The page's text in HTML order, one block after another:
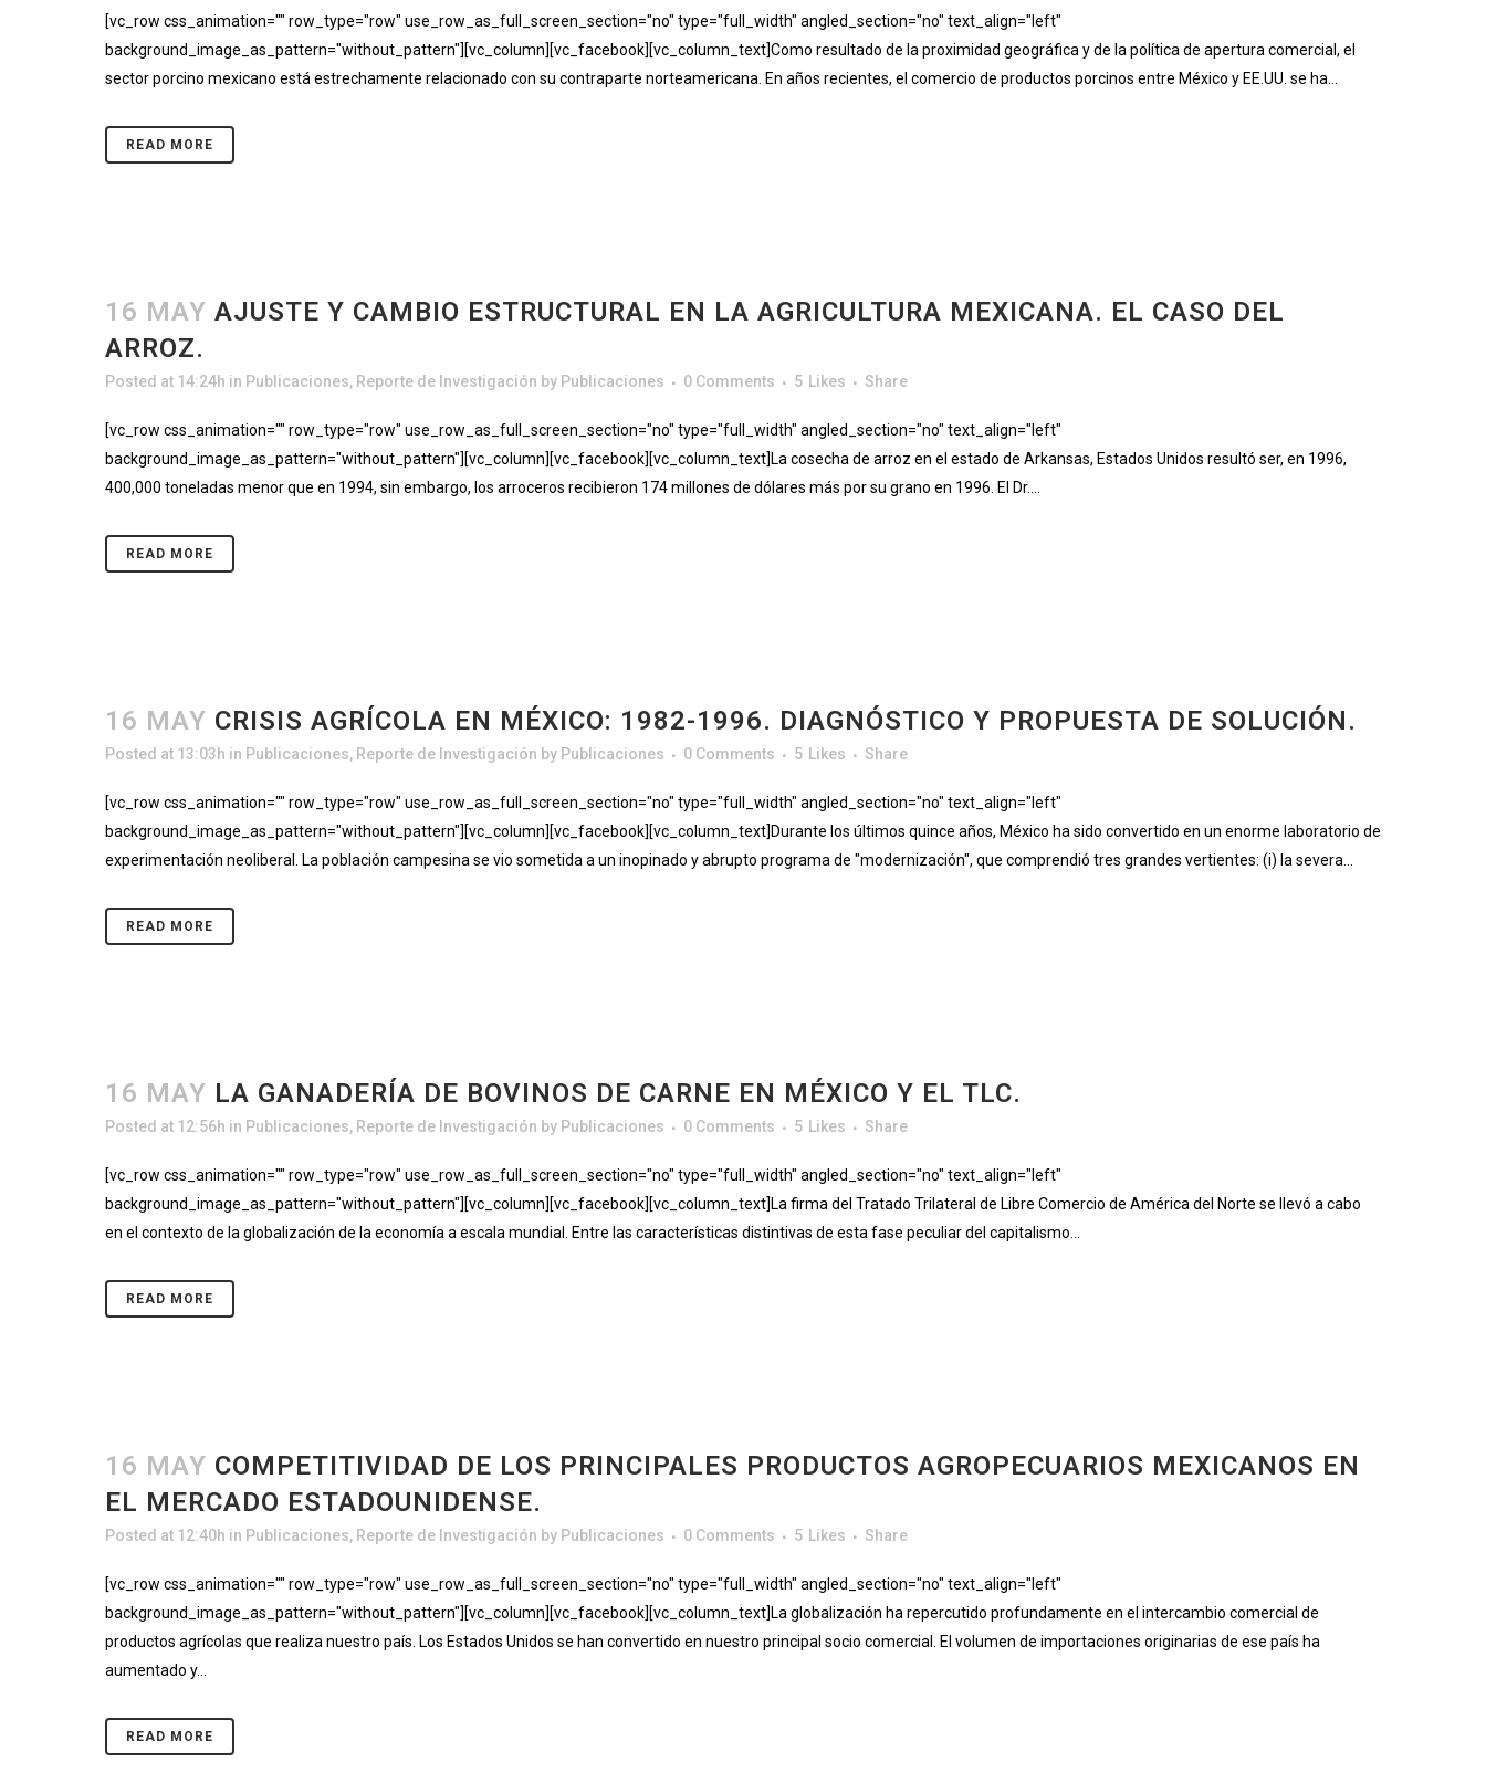
[vc_row css_animation="" row_type="row" use_row_as_full_screen_section="no" type="full_width" angled_section="no" text_align="left"
background_image_as_pattern="without_pattern"][vc_column][vc_facebook][vc_column_text]Como resultado de la proximidad geográfica y de la política de apertura comercial, el
sector porcino mexicano está estrechamente relacionado con su contraparte norteamericana. En años recientes, el comercio de productos porcinos entre México y EE.UU. se ha...
READ MORE
16 MAY AJUSTE Y CAMBIO ESTRUCTURAL EN LA AGRICULTURA MEXICANA. EL CASO DEL
ARROZ.
Posted at 14:24h in Publicaciones, Reporte de Investigación by Publicaciones 0 Comments 5 Likes Share
[vc_row css_animation="" row_type="row" use_row_as_full_screen_section="no" type="full_width" angled_section="no" text_align="left"
background_image_as_pattern="without_pattern"][vc_column][vc_facebook][vc_column_text]La cosecha de arroz en el estado de Arkansas, Estados Unidos resultó ser, en 1996,
400,000 toneladas menor que en 1994, sin embargo, los arroceros recibieron 174 millones de dólares más por su grano en 1996. El Dr....
READ MORE
16 MAY CRISIS AGRÍCOLA EN MÉXICO: 1982-1996. DIAGNÓSTICO Y PROPUESTA DE SOLUCIÓN.
Posted at 13:03h in Publicaciones, Reporte de Investigación by Publicaciones 0 Comments 5 Likes Share
[vc_row css_animation="" row_type="row" use_row_as_full_screen_section="no" type="full_width" angled_section="no" text_align="left"
background_image_as_pattern="without_pattern"][vc_column][vc_facebook][vc_column_text]Durante los últimos quince años, México ha sido convertido en un enorme laboratorio de
experimentación neoliberal. La población campesina se vio sometida a un inopinado y abrupto programa de "modernización", que comprendió tres grandes vertientes: (i) la severa...
READ MORE
16 MAY LA GANADERÍA DE BOVINOS DE CARNE EN MÉXICO Y EL TLC.
Posted at 12:56h in Publicaciones, Reporte de Investigación by Publicaciones 0 Comments 5 Likes Share
[vc_row css_animation="" row_type="row" use_row_as_full_screen_section="no" type="full_width" angled_section="no" text_align="left"
background_image_as_pattern="without_pattern"][vc_column][vc_facebook][vc_column_text]La firma del Tratado Trilateral de Libre Comercio de América del Norte se llevó a cabo
en el contexto de la globalización de la economía a escala mundial. Entre las características distintivas de esta fase peculiar del capitalismo...
READ MORE
16 MAY COMPETITIVIDAD DE LOS PRINCIPALES PRODUCTOS AGROPECUARIOS MEXICANOS EN
EL MERCADO ESTADOUNIDENSE.
Posted at 12:40h in Publicaciones, Reporte de Investigación by Publicaciones 0 Comments 5 Likes Share
[vc_row css_animation="" row_type="row" use_row_as_full_screen_section="no" type="full_width" angled_section="no" text_align="left"
background_image_as_pattern="without_pattern"][vc_column][vc_facebook][vc_column_text]La globalización ha repercutido profundamente en el intercambio comercial de
productos agrícolas que realiza nuestro país. Los Estados Unidos se han convertido en nuestro principal socio comercial. El volumen de importaciones originarias de ese país ha
aumentado y...
READ MORE